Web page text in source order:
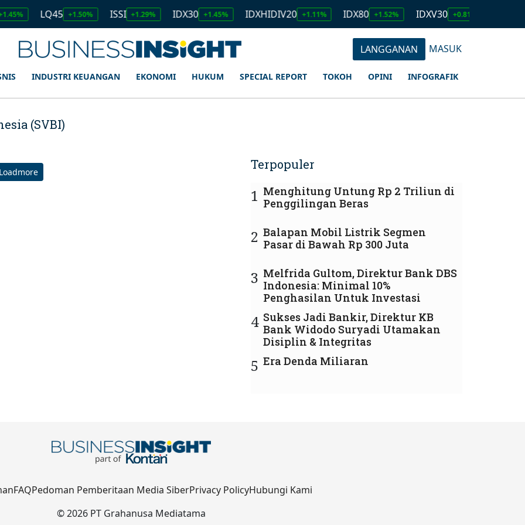
LQ45 +1.50% ISSI +1.29% IDX30 +1.45% IDXHIDIV20 +1.11% IDX80 +1.52% IDXV30 +0.81%
LANGGANAN MASUK
INDUSTRI KEUANGAN EKONOMI HUKUM SPECIAL REPORT TOKOH OPINI INFOGRAFIK
(SVBI)
Loadmore
Terpopuler
1 Menghitung Untung Rp 2 Triliun di
Penggilingan Beras
2 Balapan Mobil Listrik Segmen
Pasar di Bawah Rp 300 Juta
3 Melfrida Gultom, Direktur Bank DBS
Indonesia: Minimal 10%
Penghasilan Untuk Investasi
4 Sukses Jadi Bankir, Direktur KB
Bank Widodo Suryadi Utamakan
Disiplin & Integritas
5 Era Denda Miliaran
FAQPedoman Pemberitaan Media SiberPrivacy PolicyHubungi Kami
© 2026 PT Grahanusa Mediatama